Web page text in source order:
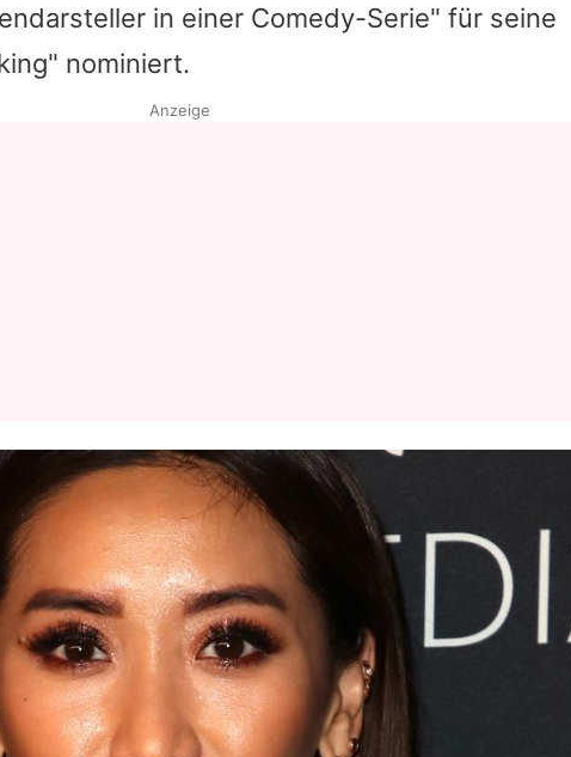
in einer Comedy-Serie" für seine
nominiert.
Anzeige